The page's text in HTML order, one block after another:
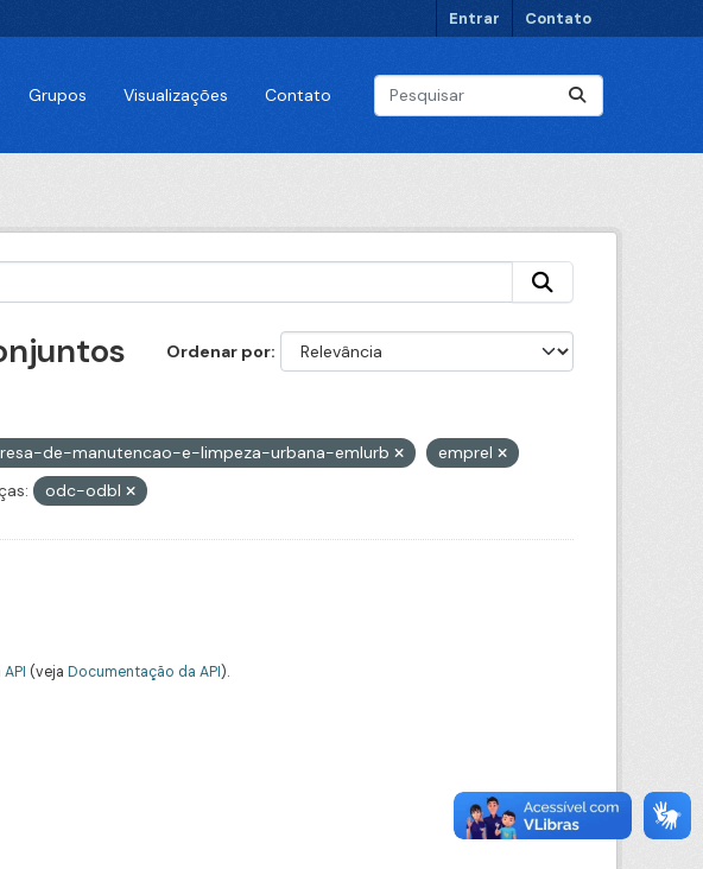
Entrar Contato
Grupos Visualizações Contato
Ordenar por
de-manutencao-e-limpeza-urbana-emlurb
emprel
odc-odbl
API (veja Documentação da API).